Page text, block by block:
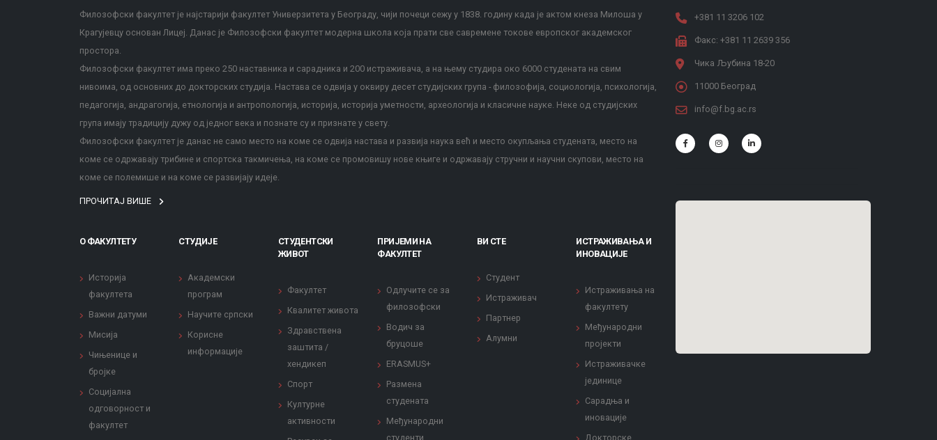
Филозофски факултет је најстарији факултет Универзитета у Београду, чији почеци сежу у 1838. годину када је актом кнеза Милоша у
Крагујевцу основан Лицеј. Данас је Филозофски факултет модерна школа која прати све савремене токове европског академског
простора.
Филозофски факултет има преко 250 наставника и сарадника и 200 истраживача, а на њему студира око 6000 студената на свим
нивоима, од основних до докторских студија. Настава се одвија у оквиру десет студијских група - филозофија, социологија, психологија,
педагогија, андрагогија, етнологија и антропологија, историја, историја уметности, археологија и класичне науке. Неке од студијских
група имају традицију дужу од једног века и познате су и признате у свету.
Филозофски факултет је данас не само место на коме се одвија настава и развија наука већ и место окупљања студената, место на
коме се одржавају трибине и спортска такмичења, на коме се промовишу нове књиге и одржавају стручни и научни скупови, место на
коме се полемише и на коме се развијају идеје.
ПРОЧИТАЈ ВИШЕ
О ФАКУЛТЕТУ
Историја
факултета
Важни датуми
Мисија
Чињенице и
бројке
Социјална
одговорност и
факултет
СТУДИЈЕ
Академски
програм
Научите српски
Корисне
информације
СТУДЕНТСКИ
ЖИВОТ
Факултет
Квалитет живота
Здравствена
заштита /
хендикеп
Спорт
Културне
активности
ПРИЈЕМИ НА
ФАКУЛТЕТ
Одлучите се за
филозофски
Водич за
бруцоше
ERASMUS+
Размена
студената
Међународни
студенти
ВИ СТЕ
Студент
Истраживач
Партнер
Алумни
ИСТРАЖИВАЊА И
ИНОВАЦИЈЕ
Истраживања на
факултету
Међународни
пројекти
Истраживачке
јединице
Сарадња и
иновације
Докторске
+381 11 3206 102
Факс: +381 11 2639 356
Чика Љубина 18-20
11000 Београд
info@f.bg.ac.rs